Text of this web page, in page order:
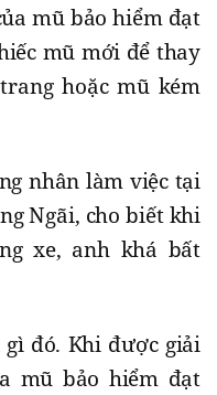
mũ bảo hiểm đạt
mũ mới để thay
hoặc mũ kém
nhân làm việc tại
Ngãi, cho biết khi
xe, anh khá bất
đó. Khi được giải
mũ bảo hiểm đạt